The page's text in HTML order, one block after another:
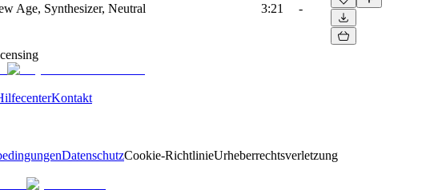
Age, Synthesizer, Neutral 3:21 -
Kontakt
DatenschutzCookie-RichtlinieUrheberrechtsverletzung